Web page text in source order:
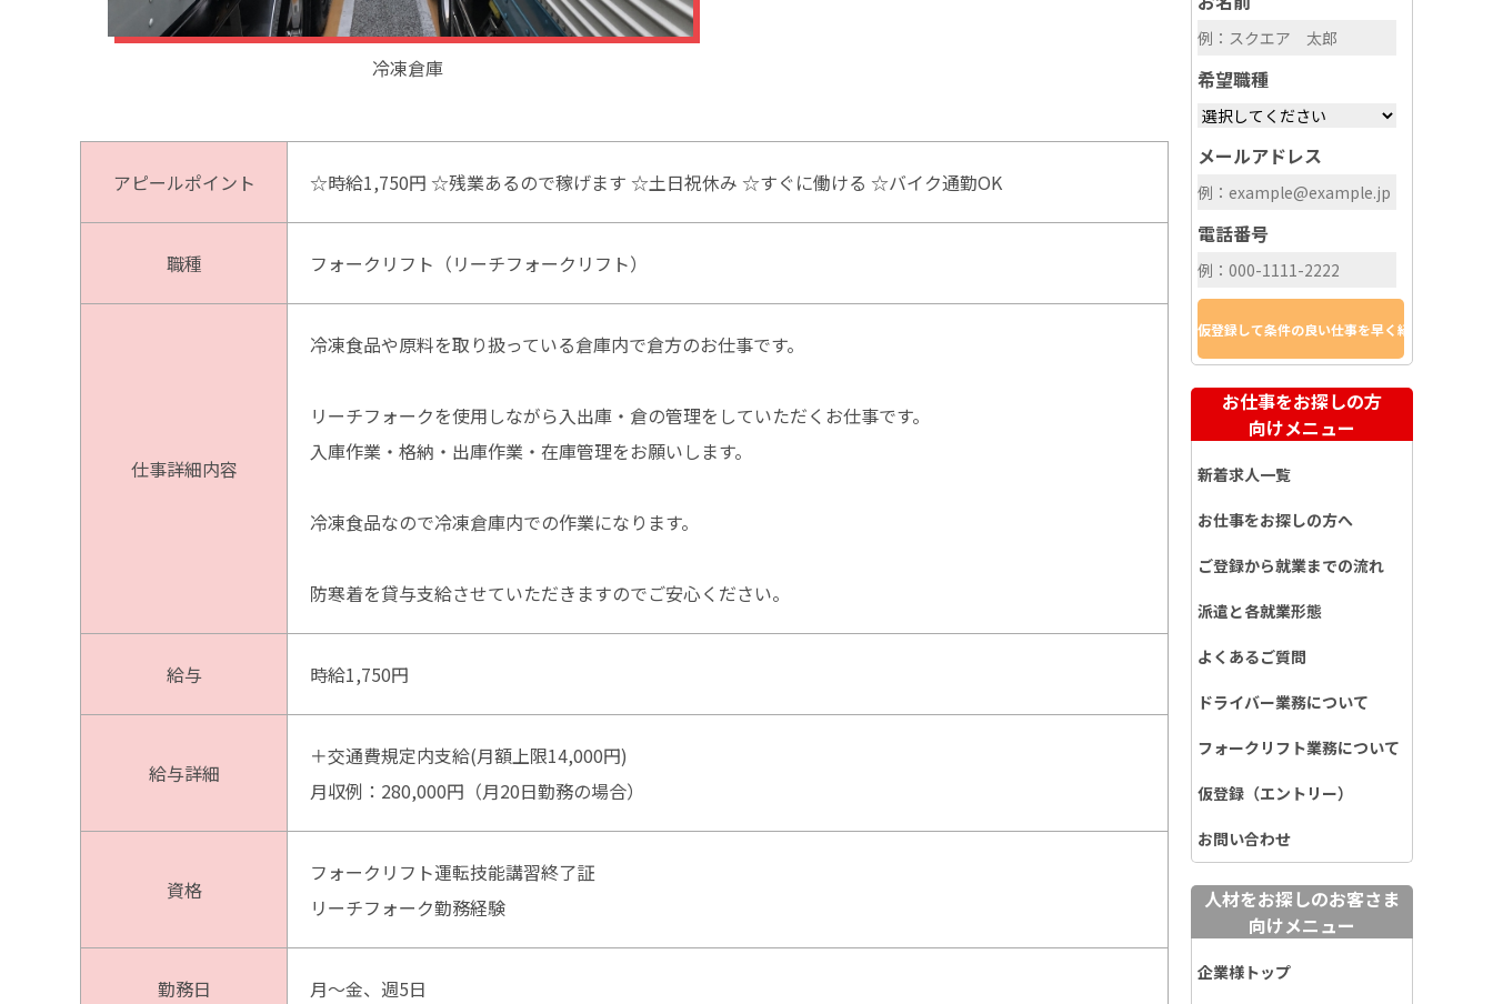
冷凍倉庫
アピールポイント ☆時給1,750円 ☆残業あるので稼げます ☆土日祝休み ☆すぐに働ける ☆バイク通勤OK
職種 フォークリフト（リーチフォークリフト）
仕事詳細内容
冷凍食品や原料を取り扱っている倉庫内で倉方のお仕事です。
リーチフォークを使用しながら入出庫・倉の管理をしていただくお仕事です。
入庫作業・格納・出庫作業・在庫管理をお願いします。
冷凍食品なので冷凍倉庫内での作業になります。
防寒着を貸与支給させていただきますのでご安心ください。
給与 時給1,750円
給与詳細
＋交通費規定内支給(月額上限14,000円)
月収例：280,000円（月20日勤務の場合）
資格
フォークリフト運転技能講習終了証
リーチフォーク勤務経験
勤務日 月～金、週5日
希望職種
メールアドレス
電話番号
お仕事をお探しの方
向けメニュー
新着求人一覧
お仕事をお探しの方へ
ご登録から就業までの流れ
派遣と各就業形態
よくあるご質問
ドライバー業務について
フォークリフト業務について
仮登録（エントリー）
お問い合わせ
人材をお探しのお客さま
向けメニュー
企業様トップ